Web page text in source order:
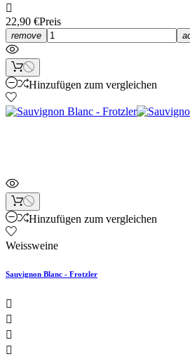

22,90 €Preis
remove
Hinzufügen zum vergleichen
Hinzufügen zum vergleichen
Weissweine
Sauvignon Blanc - Frotzler



